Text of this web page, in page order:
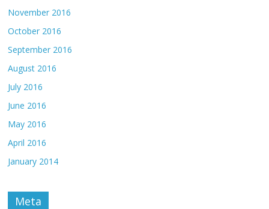
November 2016
October 2016
September 2016
August 2016
July 2016
June 2016
May 2016
April 2016
January 2014
Meta